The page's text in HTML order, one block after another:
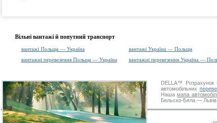
Вільні вантажі й попутний транспорт
вантажі Польща — Україна
вантажі Україна — Польща
вантажні перевезення Польща — Україна
вантажні перевезення Україна —
DELLA™
Розрахунок
автомобільних
Нашамапа
Бельско-Бяла —